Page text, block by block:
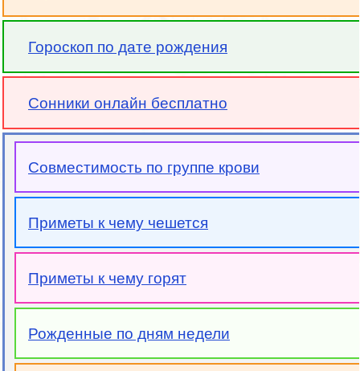
Гороскоп по дате рождения
Сонники онлайн бесплатно
Совместимость по группе крови
Приметы к чему чешется
Приметы к чему горят
Рожденные по дням недели